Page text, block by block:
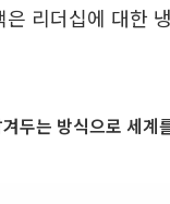
리더십에 대한
두는 방식으로 세